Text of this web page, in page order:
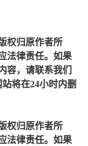
权归原作者所
法律责任。如果
容，请联系我们
将在24小时内删
权归原作者所
法律责任。如果